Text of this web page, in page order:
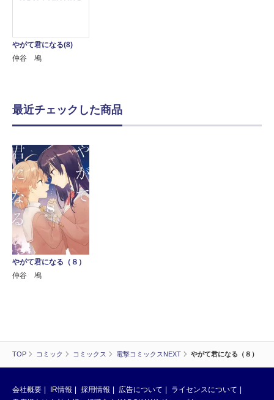
TOP コミック コミックス 電撃コミックスNEXT やがて君になる（８）
やがて君になる(8)
仲谷 鳰
最近チェックした商品
やがて君になる（８）
仲谷 鳰
会社概要 IR情報 採用情報 広告について
ライセンスについて